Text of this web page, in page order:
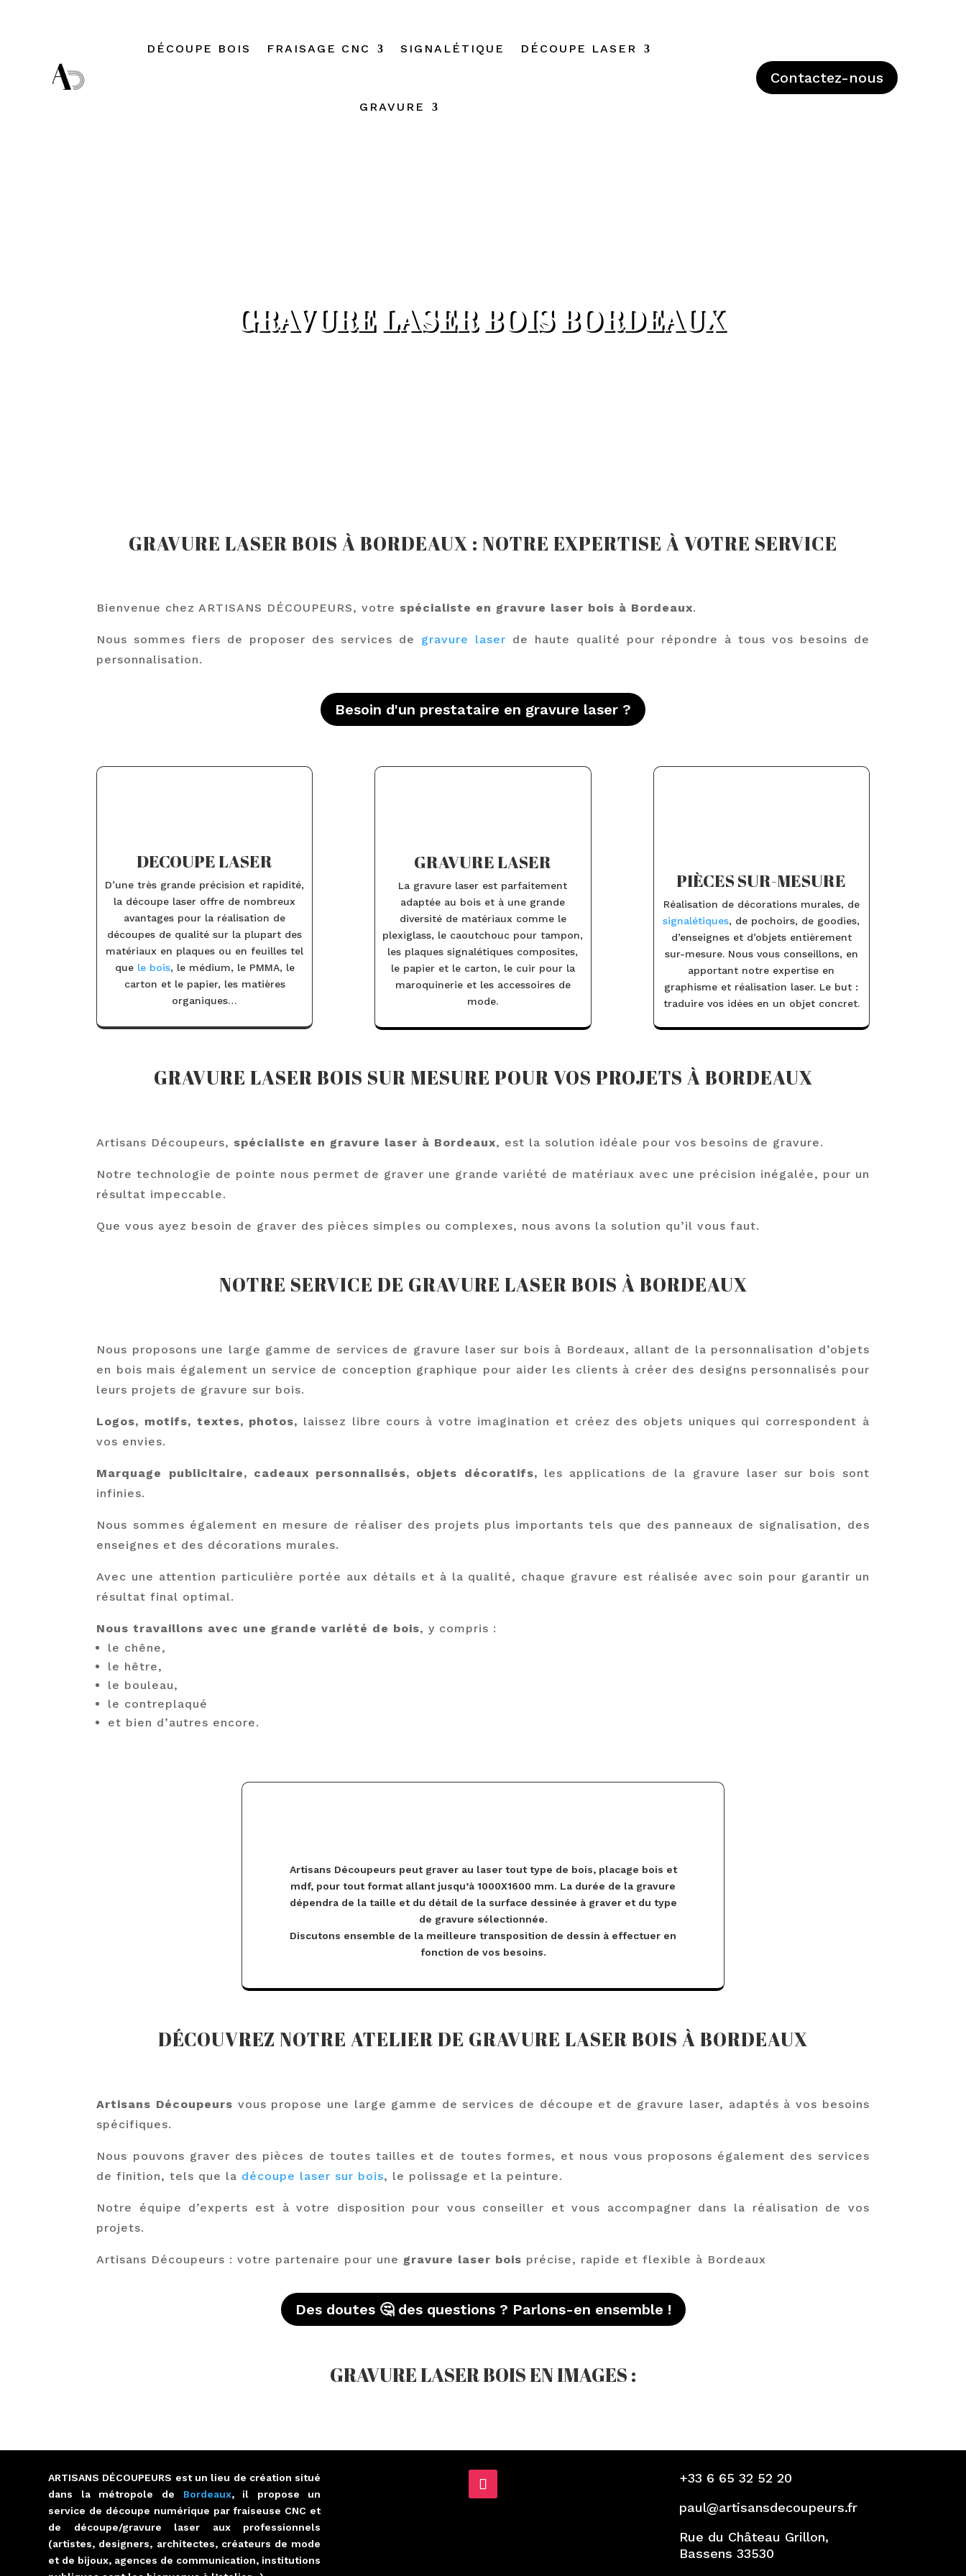
DÉCOUPE BOIS FRAISAGE CNC SIGNALÉTIQUE DÉCOUPE LASER
GRAVURE
Contactez-nous
GRAVURE LASER BOIS BORDEAUX
GRAVURE LASER BOIS À BORDEAUX : NOTRE EXPERTISE À VOTRE SERVICE
Bienvenue chez ARTISANS DÉCOUPEURS, votre spécialiste en gravure laser bois à Bordeaux.
Nous sommes fiers de proposer des services de gravure laser de haute qualité pour répondre à tous vos besoins de
personnalisation.
Besoin d'un prestataire en gravure laser ?
DECOUPE LASER
D’une très grande précision et rapidité,
la découpe laser offre de nombreux
avantages pour la réalisation de
découpes de qualité sur la plupart des
matériaux en plaques ou en feuilles tel
que le bois, le médium, le PMMA, le
carton et le papier, les matières
organiques…
GRAVURE LASER
La gravure laser est parfaitement
adaptée au bois et à une grande
diversité de matériaux comme le
plexiglass, le caoutchouc pour tampon,
les plaques signalétiques composites,
le papier et le carton, le cuir pour la
maroquinerie et les accessoires de
mode.
PIÈCES SUR-MESURE
Réalisation de décorations murales, de
signalétiques, de pochoirs, de goodies,
d’enseignes et d’objets entièrement
sur-mesure. Nous vous conseillons, en
apportant notre expertise en
graphisme et réalisation laser. Le but :
traduire vos idées en un objet concret.
GRAVURE LASER BOIS SUR MESURE POUR VOS PROJETS À BORDEAUX
Artisans Découpeurs, spécialiste en gravure laser à Bordeaux, est la solution idéale pour vos besoins de gravure.
Notre technologie de pointe nous permet de graver une grande variété de matériaux avec une précision inégalée, pour un
résultat impeccable.
Que vous ayez besoin de graver des pièces simples ou complexes, nous avons la solution qu’il vous faut.
NOTRE SERVICE DE GRAVURE LASER BOIS À BORDEAUX
Nous proposons une large gamme de services de gravure laser sur bois à Bordeaux, allant de la personnalisation d’objets
en bois mais également un service de conception graphique pour aider les clients à créer des designs personnalisés pour
leurs projets de gravure sur bois.
Logos, motifs, textes, photos, laissez libre cours à votre imagination et créez des objets uniques qui correspondent à
vos envies.
Marquage publicitaire, cadeaux personnalisés, objets décoratifs, les applications de la gravure laser sur bois sont
infinies.
Nous sommes également en mesure de réaliser des projets plus importants tels que des panneaux de signalisation, des
enseignes et des décorations murales.
Avec une attention particulière portée aux détails et à la qualité, chaque gravure est réalisée avec soin pour garantir un
résultat final optimal.
Nous travaillons avec une grande variété de bois, y compris :
le chêne,
le hêtre,
le bouleau,
le contreplaqué
et bien d’autres encore.
Artisans Découpeurs peut graver au laser tout type de bois, placage bois et
mdf, pour tout format allant jusqu’à 1000X1600 mm. La durée de la gravure
dépendra de la taille et du détail de la surface dessinée à graver et du type
de gravure sélectionnée.
Discutons ensemble de la meilleure transposition de dessin à effectuer en
fonction de vos besoins.
DÉCOUVREZ NOTRE ATELIER DE GRAVURE LASER BOIS À BORDEAUX
Artisans Découpeurs vous propose une large gamme de services de découpe et de gravure laser, adaptés à vos besoins
spécifiques.
Nous pouvons graver des pièces de toutes tailles et de toutes formes, et nous vous proposons également des services
de finition, tels que la découpe laser sur bois, le polissage et la peinture.
Notre équipe d’experts est à votre disposition pour vous conseiller et vous accompagner dans la réalisation de vos
projets.
Artisans Découpeurs : votre partenaire pour une gravure laser bois précise, rapide et flexible à Bordeaux
Des doutes 🤔 des questions ? Parlons-en ensemble !
GRAVURE LASER BOIS EN IMAGES :
ARTISANS DÉCOUPEURS est un lieu de création situé
dans la métropole de Bordeaux, il propose un
service de découpe numérique par fraiseuse CNC et
de découpe/gravure laser aux professionnels
(artistes, designers, architectes, créateurs de mode
et de bijoux, agences de communication, institutions
+33 6 65 32 52 20
paul@artisansdecoupeurs.fr
Rue du Château Grillon,
Bassens 33530